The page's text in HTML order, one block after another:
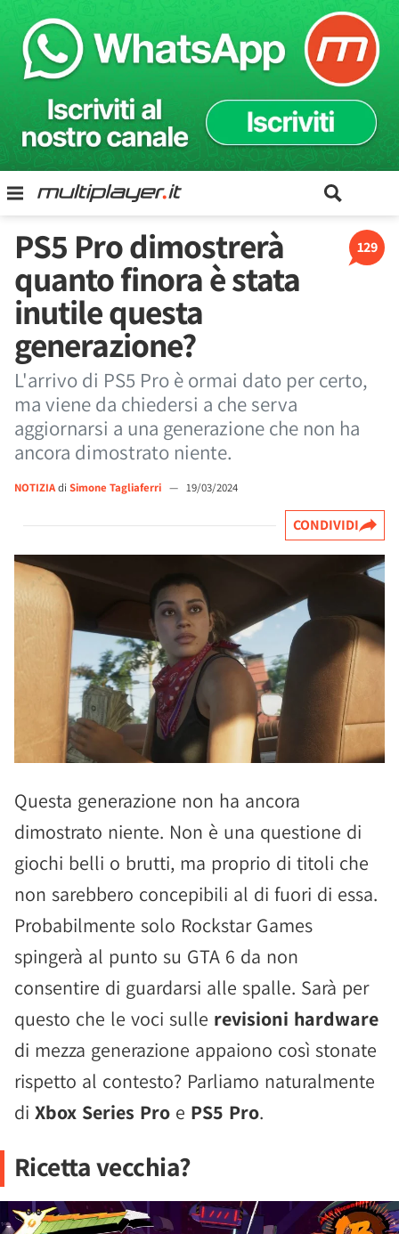
129
PS5 Pro dimostrerà
quanto finora è stata
inutile questa
generazione?
L'arrivo di PS5 Pro è ormai dato per certo,
ma viene da chiedersi a che serva
aggiornarsi a una generazione che non ha
ancora dimostrato niente.
NOTIZIAdi Simone Tagliaferri — 19/03/2024
CONDIVIDI
Questa generazione non ha ancora
dimostrato niente. Non è una questione di
giochi belli o brutti, ma proprio di titoli che
non sarebbero concepibili al di fuori di essa.
Probabilmente solo Rockstar Games
spingerà al punto su GTA 6 da non
consentire di guardarsi alle spalle. Sarà per
questo che le voci sulle revisioni hardware
di mezza generazione appaiono così stonate
rispetto al contesto? Parliamo naturalmente
di Xbox Series Pro e PS5 Pro.
Ricetta vecchia?